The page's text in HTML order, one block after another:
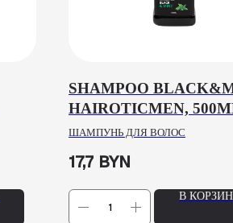
SHAMPOO
HAIROTICMEN,
ШАМПУНЬ ДЛЯ ВОЛОС
17,7 BYN
В